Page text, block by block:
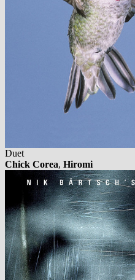
Duet
Chick Corea, Hiromi